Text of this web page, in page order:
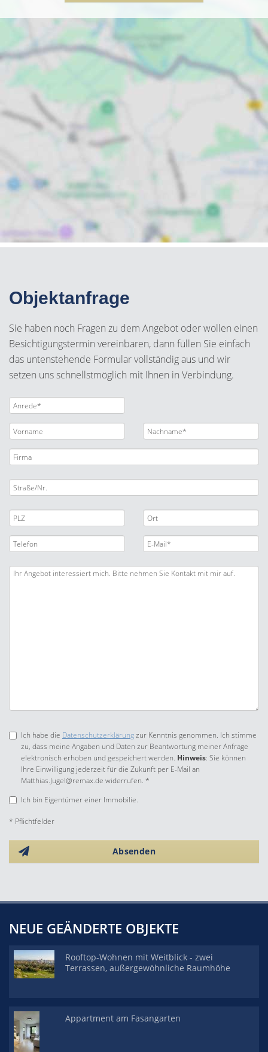
Objektanfrage
Sie haben noch Fragen zu dem Angebot oder wollen einen
Besichtigungstermin vereinbaren, dann füllen Sie einfach
das untenstehende Formular vollständig aus und wir
setzen uns schnellstmöglich mit Ihnen in Verbindung.
Ich habe die Datenschutzerklärungzur Kenntnis genommen. Ich stimme
zu, dass meine Angaben und Daten zur Beantwortung meiner Anfrage
elektronisch erhoben und gespeichert werden. Hinweis: Sie können
Ihre Einwilligung jederzeit für die Zukunft per E-Mail an
Matthias.Jugel@remax.de widerrufen. *
Ich bin Eigentümer einer Immobilie.
* Pflichtfelder
Absenden
NEUE GEÄNDERTE OBJEKTE
Rooftop-Wohnen mit Weitblick - zwei
Terrassen, außergewöhnliche Raumhöhe
Appartment am Fasangarten